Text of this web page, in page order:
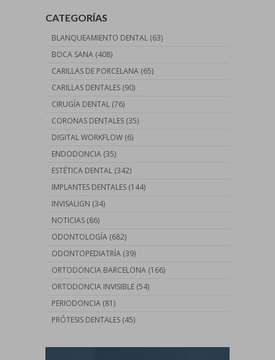
CATEGORÍAS
BLANQUEAMIENTO DENTAL (63)
BOCA SANA (408)
CARILLAS DE PORCELANA (65)
CARILLAS DENTALES (90)
CIRUGÍA DENTAL (76)
CORONAS DENTALES (35)
DIGITAL WORKFLOW (6)
ENDODONCIA (35)
ESTÉTICA DENTAL (342)
IMPLANTES DENTALES (144)
INVISALIGN (34)
NOTICIAS (86)
ODONTOLOGÍA (682)
ODONTOPEDIATRÍA (39)
ORTODONCIA BARCELONA (166)
ORTODONCIA INVISIBLE (54)
PERIODONCIA (81)
PRÓTESIS DENTALES (45)